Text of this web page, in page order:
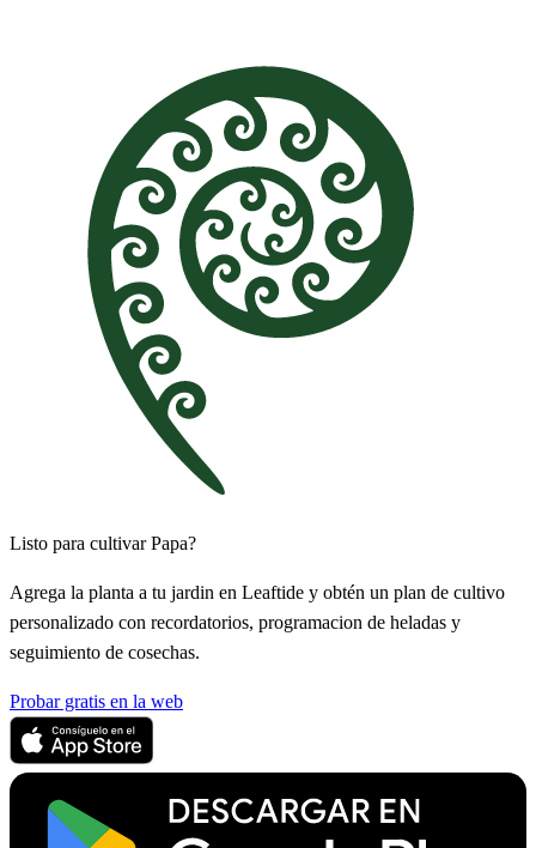
Listo para cultivar Papa?
Agrega la planta a tu jardin en Leaftide y obtén un plan de cultivo
personalizado con recordatorios, programacion de heladas y
seguimiento de cosechas.
Probar gratis en la web